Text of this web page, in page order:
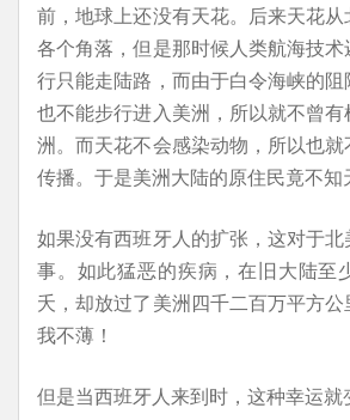
前，地球上还没有天花。后来天花
各个角落，但是那时候人类航海技
行只能走陆路，而由于白令海峡的
也不能步行进入美洲，所以就不曾
洲。而天花不会感染动物，所以也
传播。于是美洲大陆的原住民竟不知
如果没有西班牙人的扩张，这对于
事。如此猛恶的疾病，在旧大陆至
夭，却放过了美洲四千二百万平方
我不薄！
但是当西班牙人来到时，这种幸运就